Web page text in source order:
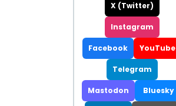
X (Twitter)
Instagram
Facebook YouTube
Telegram
Mastodon Bluesky